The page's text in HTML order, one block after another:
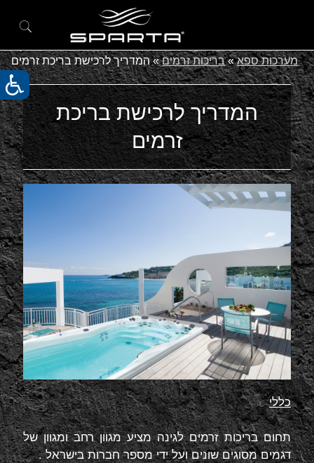
מערכות ספא»בריכות זרמים»המדריך לרכישת בריכת זרמים
המדריך לרכישת בריכת
זרמים
כללי
תחום בריכות זרמים לגינה מציע מגוון רחב ומגוון של
דגמים מסוגים שונים ועל ידי מספר חברות בישראל .